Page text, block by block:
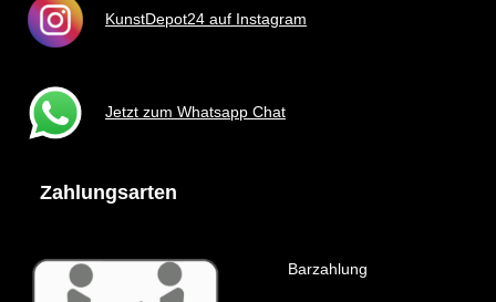
KunstDepot24 auf Instagram
Jetzt zum Whatsapp Chat
Zahlungsarten
Barzahlung